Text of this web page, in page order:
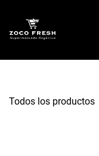
Todos los productos